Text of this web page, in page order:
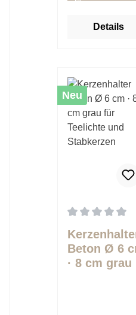
Details
Neu
Beton Ø 6
· 8 cm grau